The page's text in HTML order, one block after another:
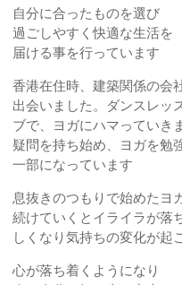
自分に合ったものを選び
過ごしやすく快適な生活を
届ける事を行っています
香港在住時、建築関係の会
出会いました。ダンスレッ
ブで、ヨガにハマっていき
疑問を持ち始め、ヨガを勉
一部になっています
息抜きのつもりで始めたヨ
続けていくとイライラが落
しくなり気持ちの変化が起
心が落ち着くようになり